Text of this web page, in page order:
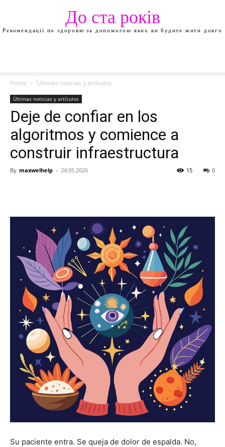
До ста років
Рекомендації по здоровю за допомогою яких ви будите жити довго
Home Últimas noticias y artículos
Últimas noticias y artículos
Deje de confiar en los
algoritmos y comience a
construir infraestructura
By maxwelhelp - 24.05.2026 0
15
Su paciente entra. Se queja de dolor de espalda. No,